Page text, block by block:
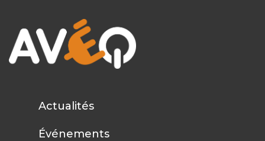
Actualités
Événements